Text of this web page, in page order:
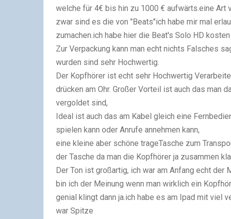
welche für 4€ bis hin zu 1000 € aufwärts.eine
zwar sind es die von "Beats"ich habe mir mal
zumachen.ich habe hier die Beat's Solo HD
Zur Verpackung kann man echt nichts Falsches
wurden sind sehr Hochwertig.
Der Kopfhörer ist echt sehr Hochwertig
drücken am Ohr. Großer Vorteil ist auch das man
vergoldet sind,
Ideal ist auch das am Kabel gleich eine
spielen kann oder Anrufe annehmen kann,
eine kleine aber schöne trageTasche zum
der Tasche da man die Kopfhörer ja zusammen
Der Ton ist großartig, ich war am Anfang echt
bin ich der Meinung wenn man wirklich ein
genial klingt dann ja.ich habe es am Ipad mit viel
war Spitze